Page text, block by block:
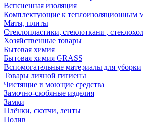
Вспененная изоляция
Комплектующие к теплоизоляционным
Маты, плиты
Стеклопластики, стеклоткани ,
Хозяйственные товары
Бытовая химия
Бытовая химия GRASS
Вспомогательные материалы для уборки
Товары личной гигиены
Чистящие и моющие средства
Замочно-скобяные изделия
Замки
Плёнки, скотчи, ленты
Полив